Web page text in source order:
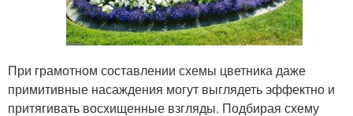
При грамотном составлении схемы цветника даже
примитивные насаждения могут выглядеть эффектно и
притягивать восхищенные взгляды. Подбирая схему